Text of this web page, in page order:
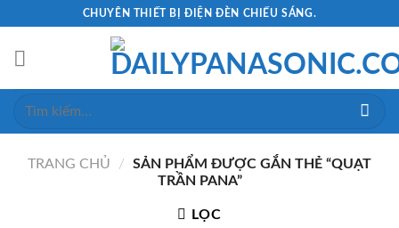
content
CHUYÊN THIẾT BỊ ĐIỆN ĐÈN CHIẾU SÁNG.
Tìm
TRANG CHỦ /
SẢN PHẨM ĐƯỢC GẮN THẺ “QUẠT
TRẦN PANA”
LỌC